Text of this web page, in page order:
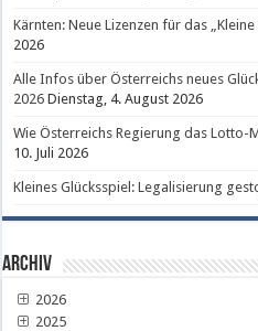
Kärnten: Neue Lizenzen für das „Kleine
2026
Alle Infos über Österreichs neues
2026 Dienstag, 4. August 2026
Wie Österreichs Regierung das
10. Juli 2026
Kleines Glücksspiel: Legalisierung
Archiv
2026
2025